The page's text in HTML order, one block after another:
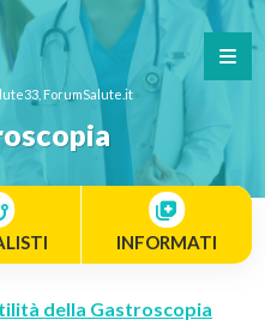
ForumSalute.it
INFORMATI
della Gastroscopia